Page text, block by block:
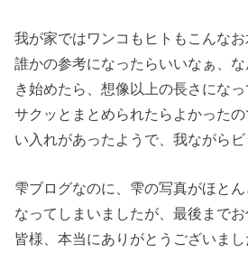
我が家ではワンコもヒトもこんなお
誰かの参考になったらいいなぁ、
き始めたら、想像以上の長さにな
サクッとまとめられたらよかった
い入れがあったようで、我ながらビ
雫ブログなのに、雫の写真がほと
なってしまいましたが、最後まで
皆様、本当にありがとうございまし